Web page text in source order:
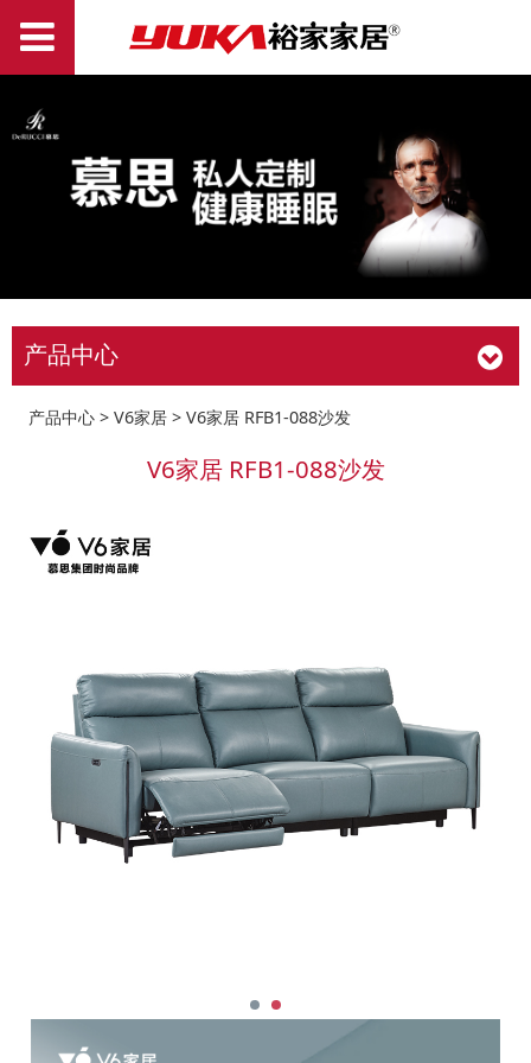
产品中心
V6家居 RFB1-088沙发
产品中心 >V6家居 >V6家居 RFB1-088沙发
V6家居 RFB1-088沙发